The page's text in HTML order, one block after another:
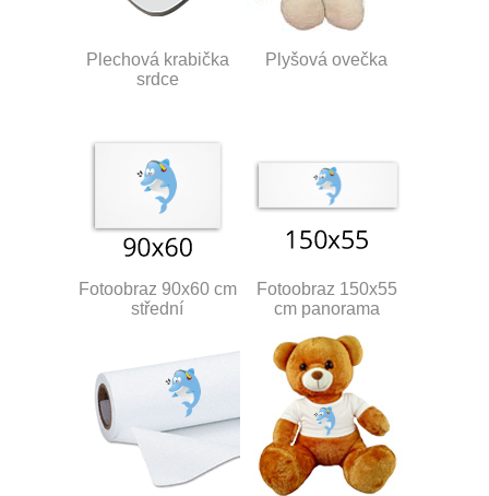
Plechová krabička
srdce
Plyšová ovečka
Fotoobraz 90x60 cm
střední
Fotoobraz 150x55
cm panorama